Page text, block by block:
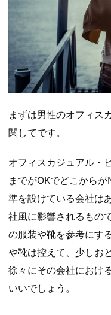
まずは男性のオフィス
関してです。
オフィスカジュアル・
までがOKでどこから
準を設けている会社は
社風に影響されるもの
の服装や靴を参考にす
や靴は控えて、少しお
徐々にその会社におけ
いいでしょう。